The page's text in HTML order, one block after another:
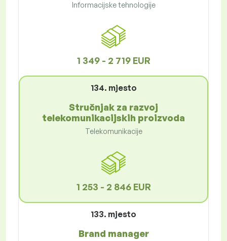
Informacijske tehnologije
1 349 - 2 719 EUR
134. mjesto
Stručnjak za razvoj
telekomunikacijskih proizvoda
Telekomunikacije
1 253 - 2 846 EUR
133. mjesto
Brand manager